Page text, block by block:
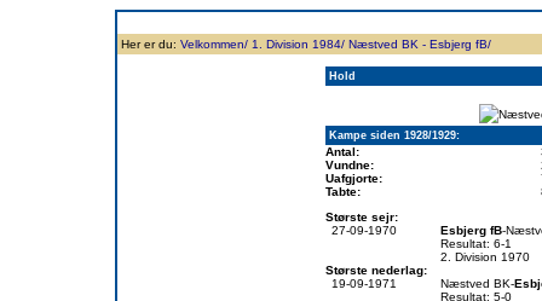
Her er du: Velkommen/ 1. Division 1984/ Næstved BK - Esbjerg fB/
Hold
Kampe siden 1928/1929:
Antal:
Vundne:
Uafgjorte:
Tabte:
Største sejr:
27-09-1970
Esbjerg fB-
Resultat: 6-1
2. Division 1970
Største nederlag:
19-09-1971
Næstved BK-
Resultat: 5-0